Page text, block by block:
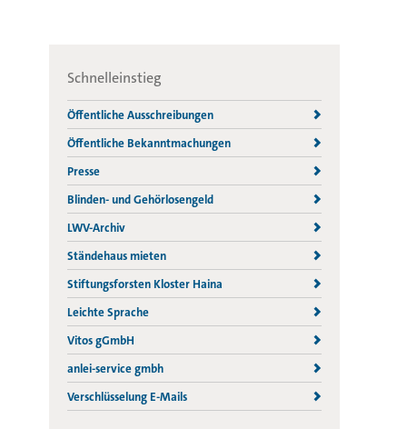
Schnelleinstieg
Öffentliche Ausschreibungen
Öffentliche Bekanntmachungen
Presse
Blinden- und Gehörlosengeld
LWV-Archiv
Ständehaus mieten
Stiftungsforsten Kloster Haina
Leichte Sprache
Vitos gGmbH
anlei-service gmbh
Verschlüsselung E-Mails